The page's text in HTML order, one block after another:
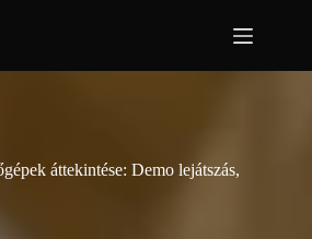
áttekintése: Demo lejátszás,